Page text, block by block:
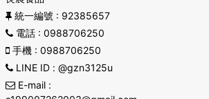
統一編號 : 92385657
電話: 0988706250
手機: 0988706250
LINE ID: @gzn3125u
E-mail: